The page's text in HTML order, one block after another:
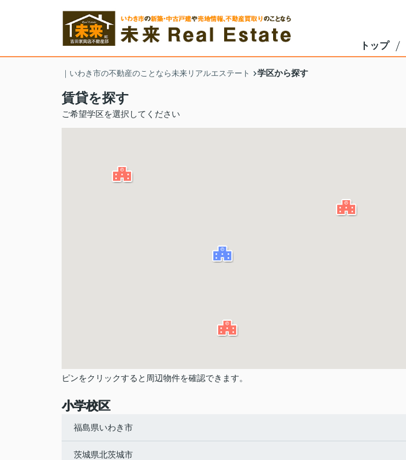
トップ
｜いわき市の不動産のことなら未来リアルエステート 学区から探す
賃貸を探す
ご希望学区を選択してください
ピンをクリックすると周辺物件を確認できます。
小学校区
福島県いわき市
茨城県北茨城市